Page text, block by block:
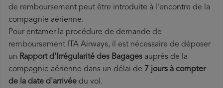
de remboursement peut être introduite à l'encontre de la
compagnie aérienne.
Pour entamer la procédure de demande de
remboursement ITA Airways, il est nécessaire de déposer
un Rapport d'Irrégularité des Bagages auprès de la
compagnie aérienne dans un délai de 7 jours à compter
de la date d'arrivée du vol.